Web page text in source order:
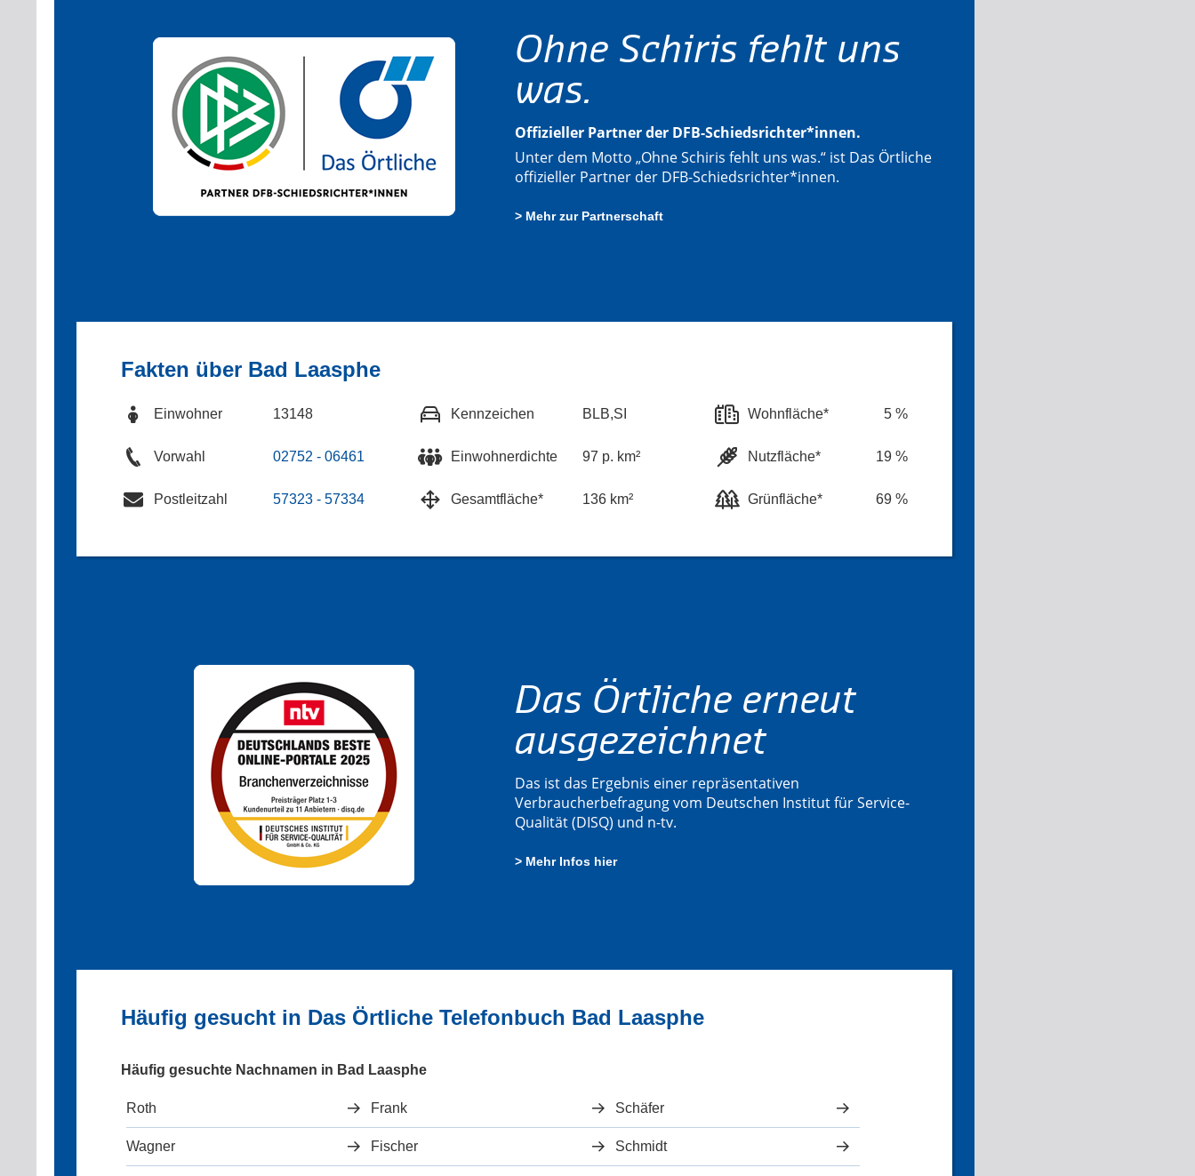
Ohne Schiris fehlt uns
was.
Offizieller Partner der DFB-Schiedsrichter*innen.
Unter dem Motto „Ohne Schiris fehlt uns was.“ ist Das Örtliche
offizieller Partner der DFB-Schiedsrichter*innen.
> Mehr zur Partnerschaft
Fakten über Bad Laasphe
Einwohner 13148
Vorwahl 02752 - 06461
Postleitzahl 57323 - 57334
Kennzeichen BLB,SI
Einwohnerdichte 97 p. km²
Gesamtfläche* 136 km²
Wohnfläche* 5 %
Nutzfläche* 19 %
Grünfläche* 69 %
Das Örtliche erneut
ausgezeichnet
Das ist das Ergebnis einer repräsentativen
Verbraucherbefragung vom Deutschen Institut für Service-
Qualität (DISQ) und n-tv.
> Mehr Infos hier
Häufig gesucht in Das Örtliche Telefonbuch Bad Laasphe
Häufig gesuchte Nachnamen in Bad Laasphe
Roth Frank Schäfer
Wagner Fischer Schmidt